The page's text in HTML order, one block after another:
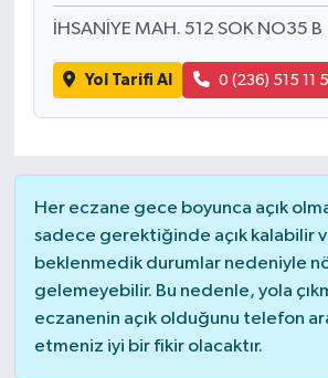
İHSANİYE MAH. 512 SOK NO35 B
Yol Tarifi Al 0 (236) 515 11
Her eczane gece boyunca açık
sadece gerektiğinde açık kalabilir
beklenmedik durumlar nedeniyle
gelemeyebilir. Bu nedenle, yola
eczanenin açık olduğunu telefon
etmeniz iyi bir fikir olacaktır.
Spor
Teknoloji
Yaşam